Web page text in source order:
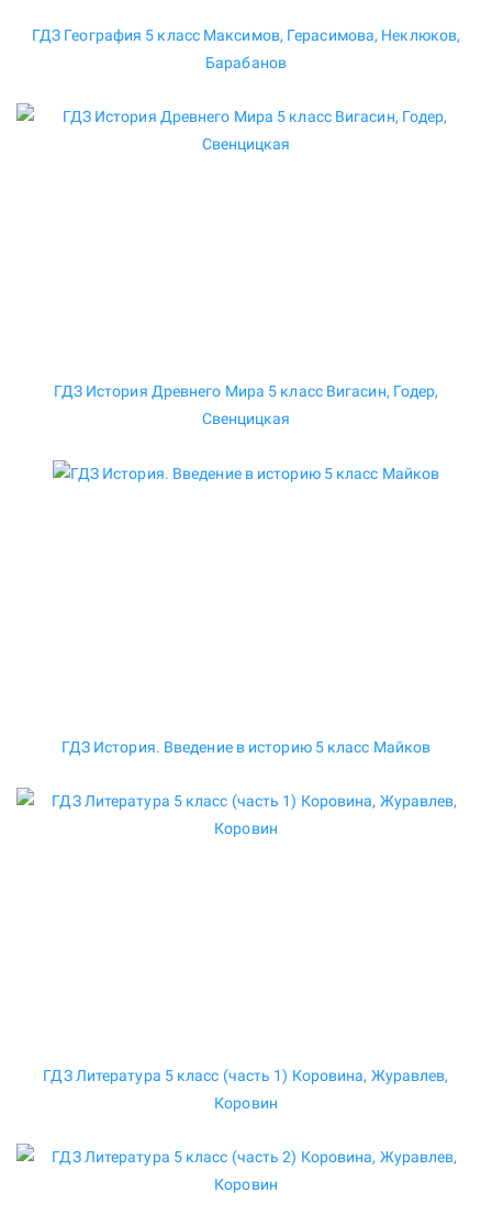
ГДЗ География 5 класс Максимов, Герасимова, Неклюков,
Барабанов
ГДЗ История Древнего Мира 5 класс Вигасин, Годер,
Свенцицкая
ГДЗ История. Введение в историю 5 класс Майков
ГДЗ Литература 5 класс (часть 1) Коровина, Журавлев,
Коровин